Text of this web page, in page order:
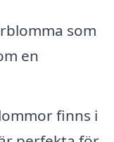
som
en
finns i